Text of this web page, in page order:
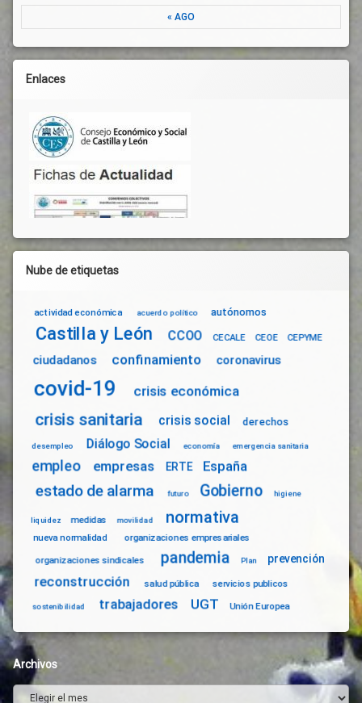
« AGO
Enlaces
Nube de etiquetas
actividad económica acuerdo político autónomos
Castilla y León CCOO CECALE CEOE CEPYME
ciudadanos confinamiento coronavirus
covid-19 crisis económica
crisis sanitaria crisis social derechos
desempleo Diálogo Social economía emergencia sanitaria
empleo empresas ERTE España
estado de alarma futuro Gobierno higiene
liquidez medidas movilidad normativa
nueva normalidad organizaciones empresariales
organizaciones sindicales pandemia Plan prevención
reconstrucción salud pública servicios publicos
sostenibilidad trabajadores UGT Unión Europea
Archivos
Archivos